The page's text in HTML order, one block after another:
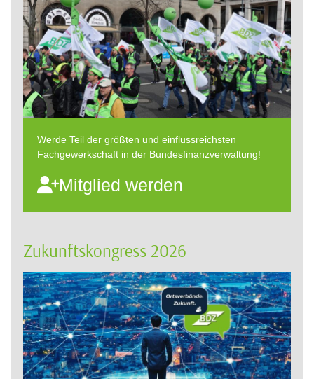
Werde Teil der größten und einflussreichsten
Fachgewerkschaft in der Bundesfinanzverwaltung!
Mitglied werden
Zukunftskongress 2026